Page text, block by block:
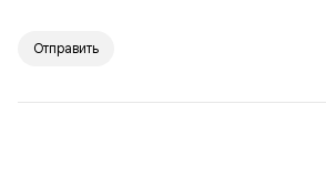
Отправить